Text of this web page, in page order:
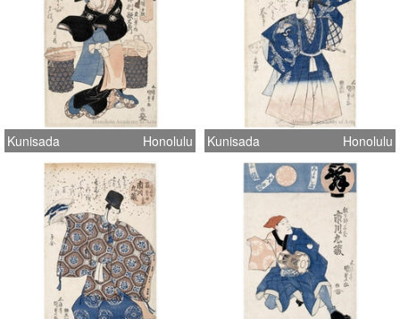
Kunisada Honolulu Kunisada Honolulu